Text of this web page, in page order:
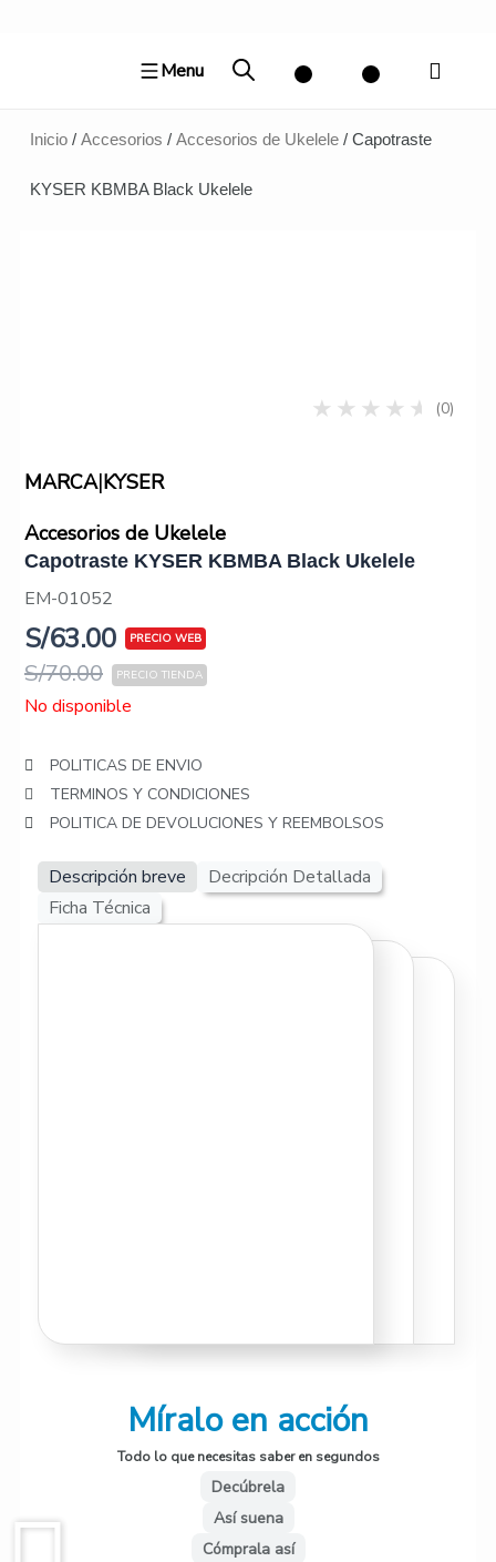
Menu
Inicio/ Accesorios / Accesorios de Ukelele/ Capotraste
KYSER KBMBA Black Ukelele
(0)
MARCA|KYSER
Accesorios de Ukelele
Capotraste KYSER KBMBA Black Ukelele
EM-01052
S/70.00
S/63.00
No disponible
POLITICAS DE ENVIO
TERMINOS Y CONDICIONES
POLITICA DE DEVOLUCIONES Y REEMBOLSOS
Descripción breve
Decripción Detallada
Ficha Técnica
Míralo en acción
Todo lo que necesitas saber en segundos
Decúbrela
Así suena
Cómprala así